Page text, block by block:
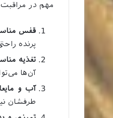
مهم در مراقبت
قفس
پرنده
تغذیه
آن‌ها
آب و
طرفشان